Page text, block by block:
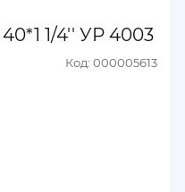
1/4'' УР 4003
Код: 000005613